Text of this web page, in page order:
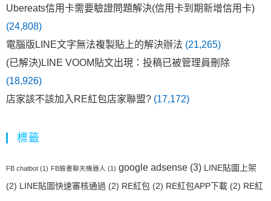
Ubereats信用卡需要驗證問題解決(信用卡到期新增信用卡)
(24,808)
電腦版LINE文字無法複製貼上的解決辦法 (21,265)
(已解決)LINE VOOM貼文出現：投稿已被管理員刪除
(18,926)
店家該不該加入RE紅包店家聯盟? (17,172)
標籤
FB chatbot (1) FB臉書聊天機器人 (1) google adsense (3) LINE貼圖上架
(2) LINE貼圖快速審核通過 (2) RE紅包 (2) RE紅包APP下載 (2) RE紅